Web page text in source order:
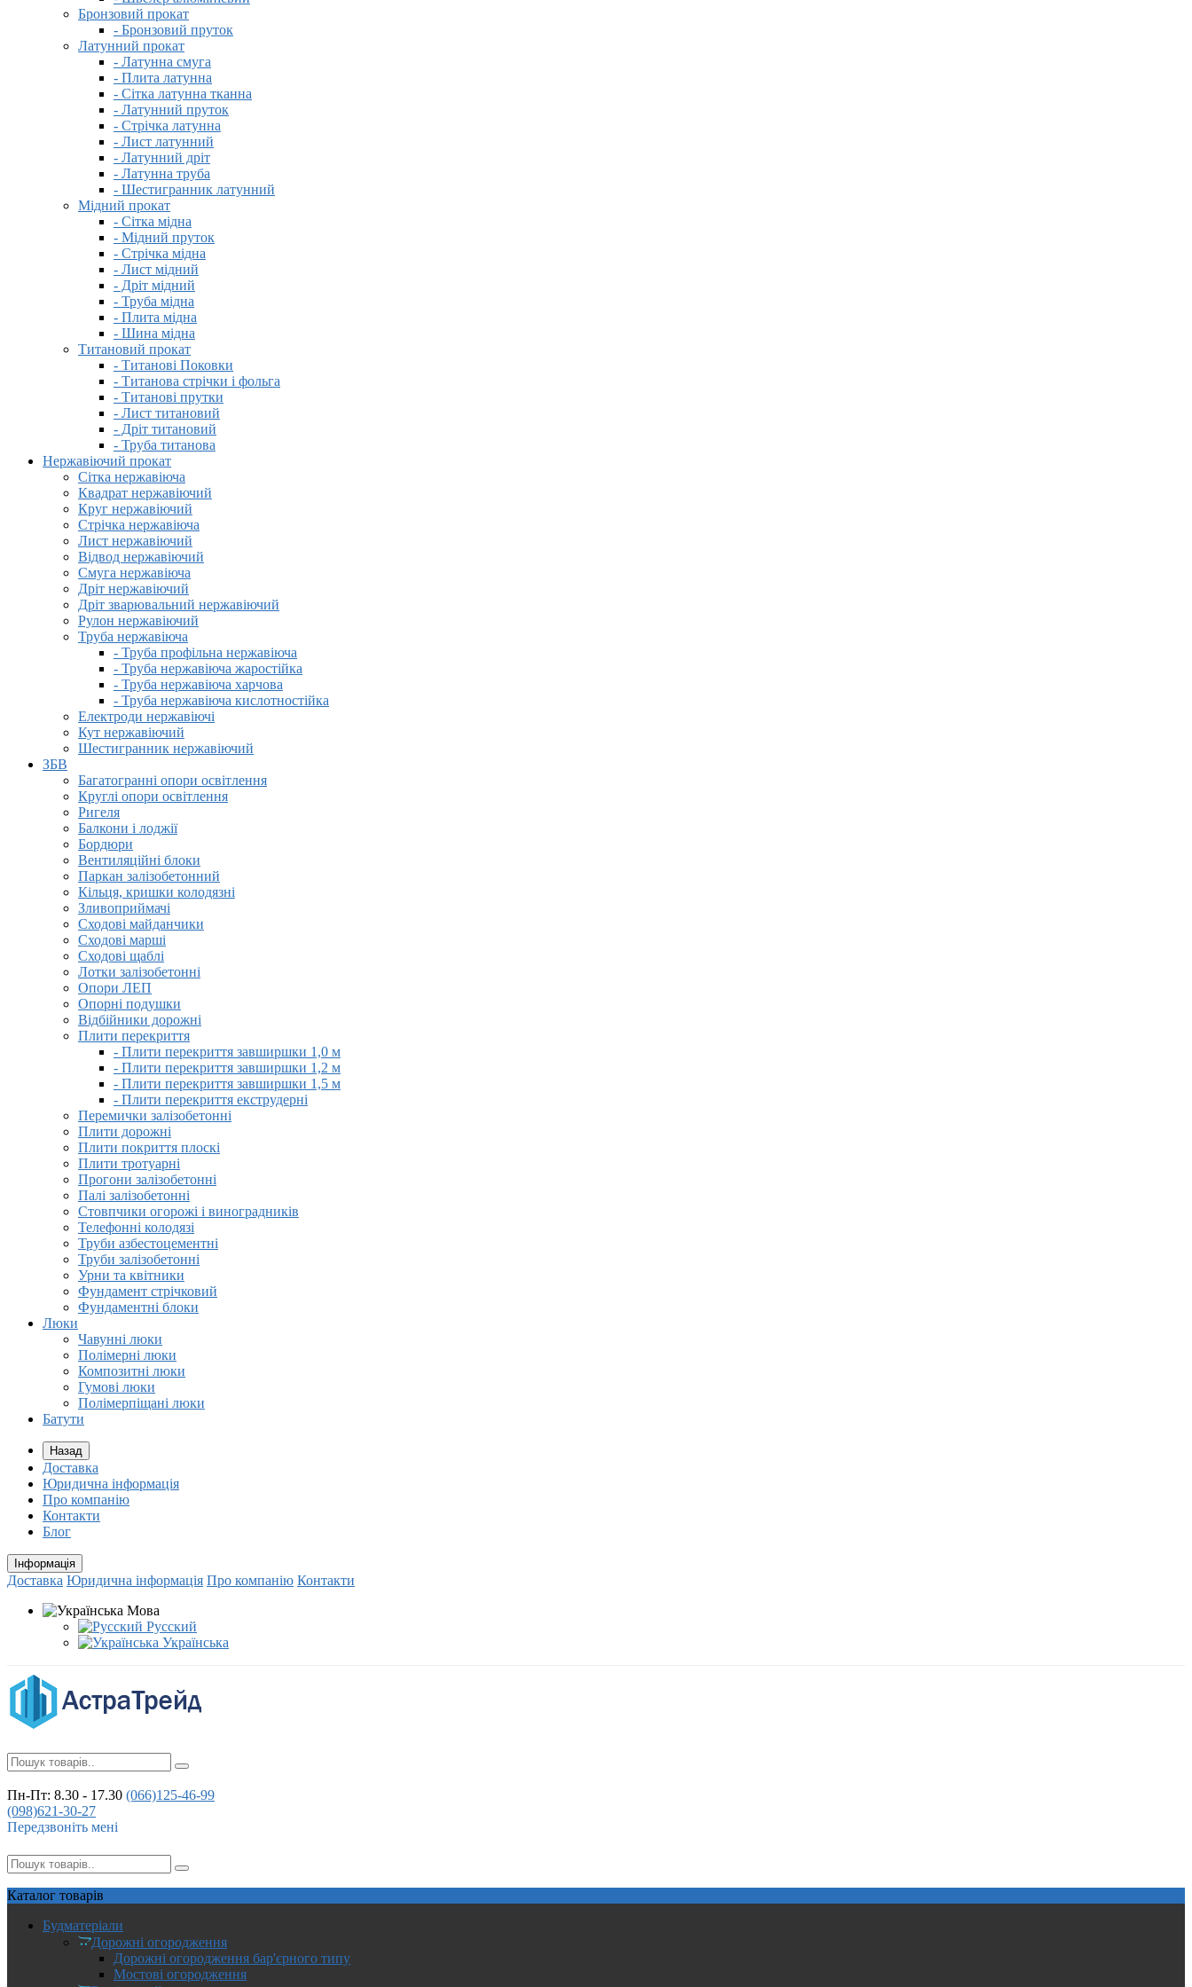
Бронзовий прокат
- Бронзовий пруток
Латунний прокат
- Латунна смуга
- Плита латунна
- Сітка латунна тканна
- Латунний пруток
- Стрічка латунна
- Лист латунний
- Латунний дріт
- Латунна труба
- Шестигранник латунний
Мідний прокат
- Сітка мідна
- Мідний пруток
- Стрічка мідна
- Лист мідний
- Дріт мідний
- Труба мідна
- Плита мідна
- Шина мідна
Титановий прокат
- Титанові Поковки
- Титанова стрічки і фольга
- Титанові прутки
- Лист титановий
- Дріт титановий
- Труба титанова
Нержавіючий прокат
Сітка нержавіюча
Квадрат нержавіючий
Круг нержавіючий
Стрічка нержавіюча
Лист нержавіючий
Відвод нержавіючий
Смуга нержавіюча
Дріт нержавіючий
Дріт зварювальний нержавіючий
Рулон нержавіючий
Труба нержавіюча
- Труба профільна нержавіюча
- Труба нержавіюча жаростійка
- Труба нержавіюча харчова
- Труба нержавіюча кислотностійка
Електроди нержавіючі
Кут нержавіючий
Шестигранник нержавіючий
ЗБВ
Багатогранні опори освітлення
Круглі опори освітлення
Ригеля
Балкони і лоджії
Бордюри
Вентиляційні блоки
Паркан залізобетонний
Кільця, кришки колодязні
Зливоприймачі
Сходові майданчики
Сходові марші
Сходові щаблі
Лотки залізобетонні
Опори ЛЕП
Опорні подушки
Відбійники дорожні
Плити перекриття
- Плити перекриття завширшки 1,0 м
- Плити перекриття завширшки 1,2 м
- Плити перекриття завширшки 1,5 м
- Плити перекриття екструдерні
Перемички залізобетонні
Плити дорожні
Плити покриття плоскі
Плити тротуарні
Прогони залізобетонні
Палі залізобетонні
Стовпчики огорожі і виноградників
Телефонні колодязі
Труби азбестоцементні
Труби залізобетонні
Урни та квітники
Фундамент стрічковий
Фундаментні блоки
Люки
Чавунні люки
Полімерні люки
Композитні люки
Гумові люки
Полімерпіщані люки
Батути
Назад
Доставка
Юридична інформація
Про компанію
Контакти
Блог
Інформація
Доставка Юридична інформація Про компанію Контакти
Мова
Русский
Українська
Пн-Пт: 8.30 - 17.30 (066)125-46-99
(098)621-30-27
Передзвоніть мені
Каталог товарів
Будматеріали
Дорожні огородження
Дорожні огородження бар'єрного типу
Мостові огородження